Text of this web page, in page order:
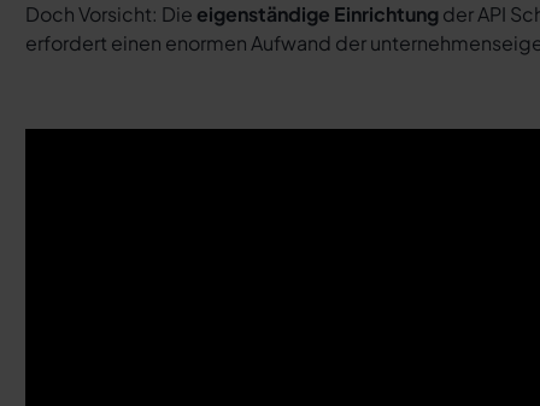
Doch Vorsicht: Die eigenständige Einrichtungder API
erfordert einen enormen Aufwand der